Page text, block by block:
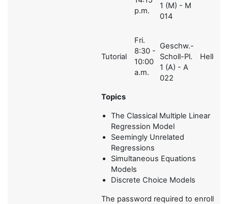
p.m.
1 (M) - M
014
Tutorial
Fri.
8:30 -
10:00
a.m.
Geschw.-
Scholl-Pl.
1 (A) - A
022
Heller
Topics
The Classical Multiple Linear
Regression Model
Seemingly Unrelated
Regressions
Simultaneous Equations
Models
Discrete Choice Models
The password required to enroll